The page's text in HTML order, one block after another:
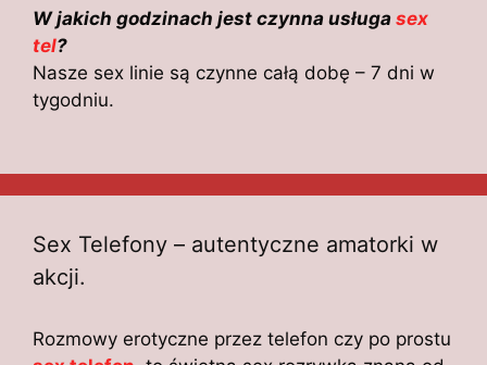
W jakich godzinach jest czynna usługa sex
tel?
Nasze sex linie są czynne całą dobę – 7 dni w
tygodniu.
Sex Telefony – autentyczne amatorki w
akcji.
Rozmowy erotyczne przez telefon czy po prostu